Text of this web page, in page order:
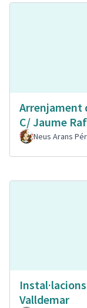
Arrenjament
C/ Jaume
Neus Arans
Valldemar